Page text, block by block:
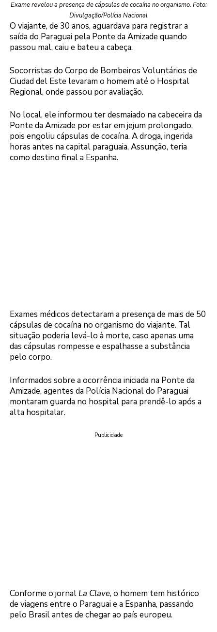
Exame revelou a presença de cápsulas de cocaína no organismo. Foto:
Divulgação/Polícia Nacional
O viajante, de 30 anos, aguardava para registrar a
saída do Paraguai pela Ponte da Amizade quando
passou mal, caiu e bateu a cabeça.
Socorristas do Corpo de Bombeiros Voluntários de
Ciudad del Este levaram o homem até o Hospital
Regional, onde passou por avaliação.
No local, ele informou ter desmaiado na cabeceira da
Ponte da Amizade por estar em jejum prolongado,
pois engoliu cápsulas de cocaína. A droga, ingerida
horas antes na capital paraguaia, Assunção, teria
como destino final a Espanha.
Exames médicos detectaram a presença de mais de 50
cápsulas de cocaína no organismo do viajante. Tal
situação poderia levá-lo à morte, caso apenas uma
das cápsulas rompesse e espalhasse a substância
pelo corpo.
Informados sobre a ocorrência iniciada na Ponte da
Amizade, agentes da Polícia Nacional do Paraguai
montaram guarda no hospital para prendê-lo após a
alta hospitalar.
Publicidade
Conforme o jornalLa Clave, o homem tem histórico
de viagens entre o Paraguai e a Espanha, passando
pelo Brasil antes de chegar ao país europeu.